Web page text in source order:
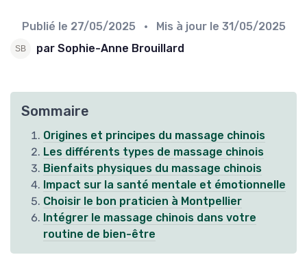
Publié le 27/05/2025 • Mis à jour le 31/05/2025
par Sophie-Anne Brouillard
Sommaire
Origines et principes du massage chinois
Les différents types de massage chinois
Bienfaits physiques du massage chinois
Impact sur la santé mentale et émotionnelle
Choisir le bon praticien à Montpellier
Intégrer le massage chinois dans votre
routine de bien-être